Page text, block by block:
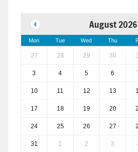
August 2026
Mon Tue Wed Thu
27 28 29 30
3 4 5 6
10 11 12 13
17 18 19 20
24 25 26 27
31 1 2 3